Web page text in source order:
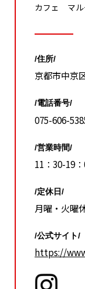
カフェ マル
/住所/
京都市中京
/電話番号/
075-606-
/営業時間/
11：30-19
/定休日/
月曜・火曜
/公式サイト/
https://